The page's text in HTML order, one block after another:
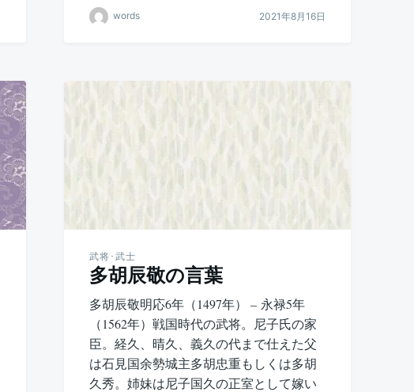
words 2021年8月16日
武将･武士
多胡辰敬の言葉
多胡辰敬明応6年（1497年） – 永禄5年
（1562年）戦国時代の武将。尼子氏の家
臣。経久、晴久、義久の代まで仕えた父
は石見国余勢城主多胡忠重もしくは多胡
久秀。姉妹は尼子国久の正室として嫁い